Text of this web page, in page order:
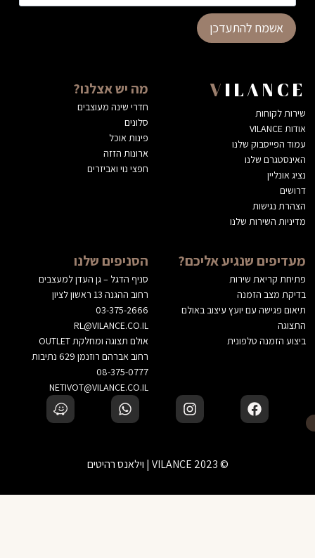
אשמח להתעדכן
VILANCE
שירות לקוחות
אודות VILANCE
עמוד הפייסבוק שלנו
האינסטגרם שלנו
נציג אונליין
דרושים
הצהרת נגישות
מדיניות השירות שלנו
מה יש אצלנו?
חדרי שינה מעוצבים
סלונים
פינות אוכל
ארונות הזזה
חפצי נוי ואביזרים
מעדיפים שנגיע אליכם?
פתיחת קריאת שירות
בדיקת מצב הזמנה
תיאום פגישה עם יועץ עיצוב באולם
התצוגה
ביצוע הזמנה טלפונית
הסניפים שלנו
סניף הדגל – גן העדן למעצבים
רחוב ההגנה 13 ראשון לציון
03-375-2666
RL@VILANCE.CO.IL
אולם תצוגה ומחלקת OUTLET
רחוב אברהם רוזנמן 629 נתיבות
08-375-0777
NETIVOT@VILANCE.CO.IL
© 2023 VILANCE | וילאנס רהיטים